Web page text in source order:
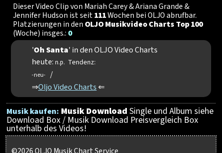
Dieser Video Clip von Mariah Carey & Ariana Grande &
Jennifer Hudson ist seit111Wochen bei OLJO abrufbar.
Platzierungen in den OLJO Musikvideo Charts Top 100
(Woche) insges.: 0
'Oh Santa' in den OLJO Video Charts
heute: n.p. Tendenz:
-neu- /
⇒Oljo Video Charts ⇐
Musik kaufen: Musik Download Single und Album siehe
Download Box / Musik Download Preisvergleich Box
unterhalb des Videos!